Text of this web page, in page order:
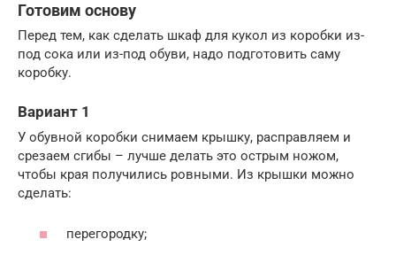
Готовим основу
Перед тем, как сделать шкаф для кукол из коробки из-
под сока или из-под обуви, надо подготовить саму
коробку.
Вариант 1
У обувной коробки снимаем крышку, расправляем и
срезаем сгибы – лучше делать это острым ножом,
чтобы края получились ровными. Из крышки можно
сделать:
перегородку;